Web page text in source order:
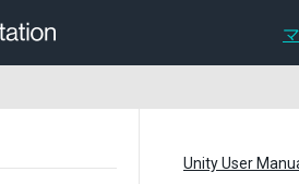
Unity User